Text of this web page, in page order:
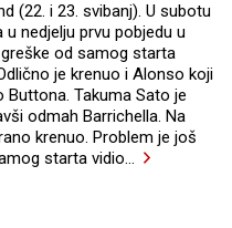
(22. i 23. svibanj). U subotu
nedjelju prvu pobjedu u
od samog starta
je krenuo i Alonso koji
Takuma Sato je
odmah Barrichella. Na
krenuo. Problem je još
starta vidio…